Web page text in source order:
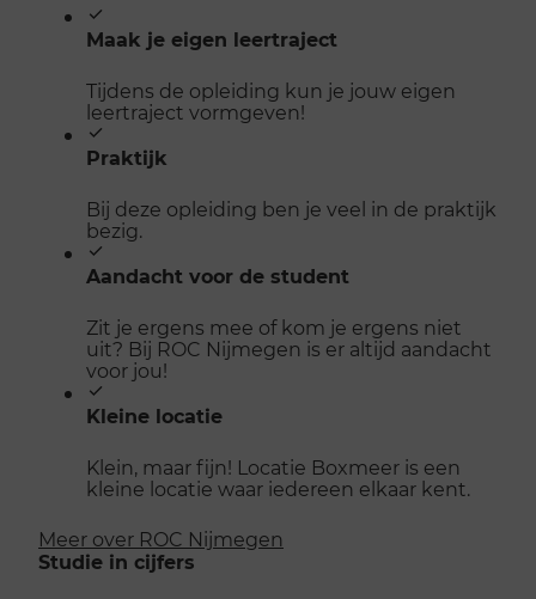
Maak je eigen leertraject
Tijdens de opleiding kun je jouw eigen
leertraject vormgeven!
Praktijk
Bij deze opleiding ben je veel in de praktijk
bezig.
Aandacht voor de student
Zit je ergens mee of kom je ergens niet
uit? Bij ROC Nijmegen is er altijd aandacht
voor jou!
Kleine locatie
Klein, maar fijn! Locatie Boxmeer is een
kleine locatie waar iedereen elkaar kent.
Meer over ROC Nijmegen
Studie in cijfers